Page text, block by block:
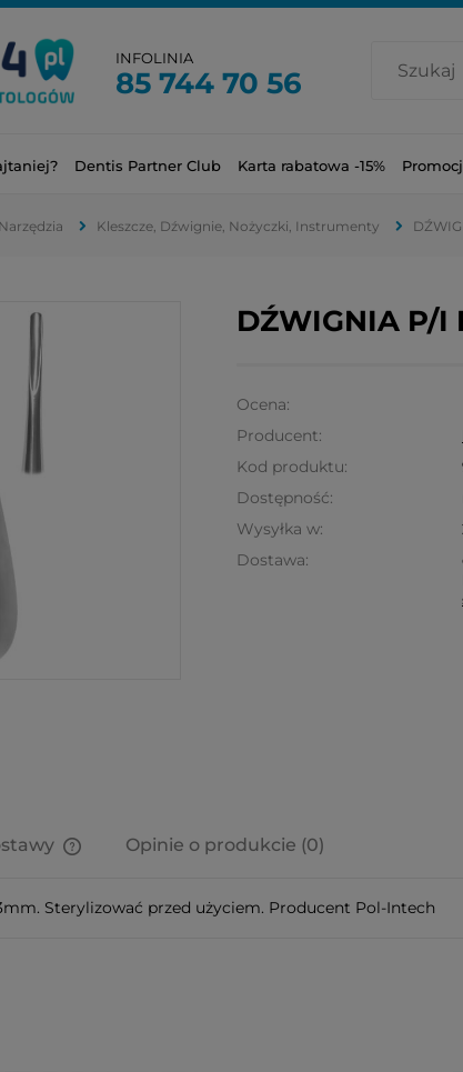
INFOLINIA
85 744 70 56
Dentis Partner Club Karta rabatowa -15%
Narzędzia Kleszcze, Dźwignie, Nożyczki, Instrumenty
DŹWIGNIA P/
Ocena:
Producent:
Kod produktu:
Dostępność:
Wysyłka w:
Dostawa:
kosztów płatności
Opinie o produkcie (0)
Sterylizować przed użyciem. Producent Pol-Intech